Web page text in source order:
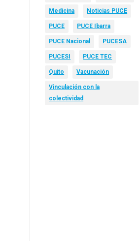
Medicina Noticias PUCE
PUCE PUCE Ibarra
PUCE Nacional PUCESA
PUCESI PUCE TEC
Quito Vacunación
Vinculación con la
colectividad